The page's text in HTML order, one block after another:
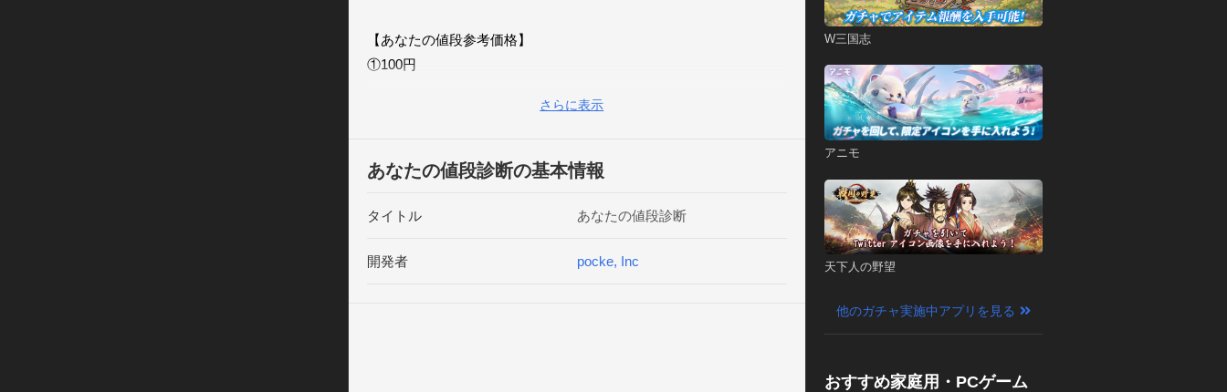
【あなたの値段参考価格】
①100円
④100000000円(一億円)
                  ……and more
何億円か、何万円か、はたまた小銭で買えるくらいのモノの値段な
さらに表示
あなたの値段診断の基本情報
タイトル あなたの値段診断
開発者 pocke, Inc
W三国志
アニモ
天下人の野望
他のガチャ実施中アプリを見る
おすすめ家庭用・PCゲーム